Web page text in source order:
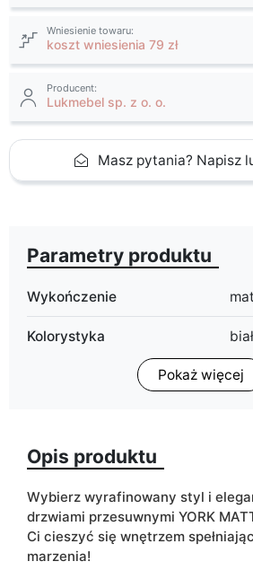
Wniesienie towaru:
koszt wniesienia 79 zł
Producent:
Lukmebel sp. z o. o.
Masz pytania? Napisz
Parametry produktu
Wykończenie mat
Kolorystyka
Ze względu na proces produkcyjny i
Pokaż więcej
Opis produktu
Wybierz wyrafinowany styl i
drzwiami przesuwnymi YORK
Ci cieszyć się wnętrzem
marzenia!